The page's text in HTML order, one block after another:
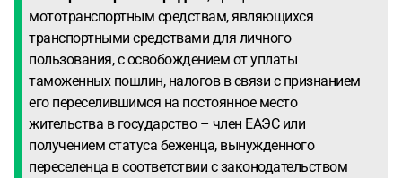
мототранспортным средствам, являющихся
транспортными средствами для личного
пользования, с освобождением от уплаты
таможенных пошлин, налогов в связи с признанием
его переселившимся на постоянное место
жительства в государство – член ЕАЭС или
получением статуса беженца, вынужденного
переселенца в соответствии с законодательством